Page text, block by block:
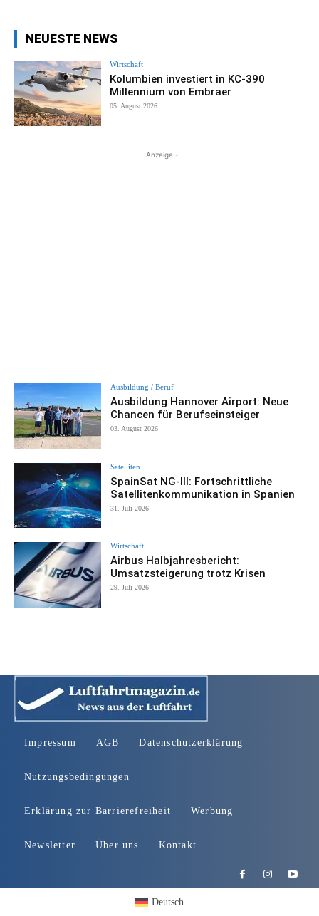
NEUESTE NEWS
Wirtschaft
Kolumbien investiert in KC-390
Millennium von Embraer
05. August 2026
- Anzeige -
Ausbildung / Beruf
Ausbildung Hannover Airport: Neue
Chancen für Berufseinsteiger
03. August 2026
Satelliten
SpainSat NG-III: Fortschrittliche
Satellitenkommunikation in Spanien
31. Juli 2026
Wirtschaft
Airbus Halbjahresbericht:
Umsatzsteigerung trotz Krisen
29. Juli 2026
Impressum AGB Datenschutzerklärung
Nutzungsbedingungen
Erklärung zur Barrierefreiheit Werbung
Newsletter Über uns Kontakt
Deutsch